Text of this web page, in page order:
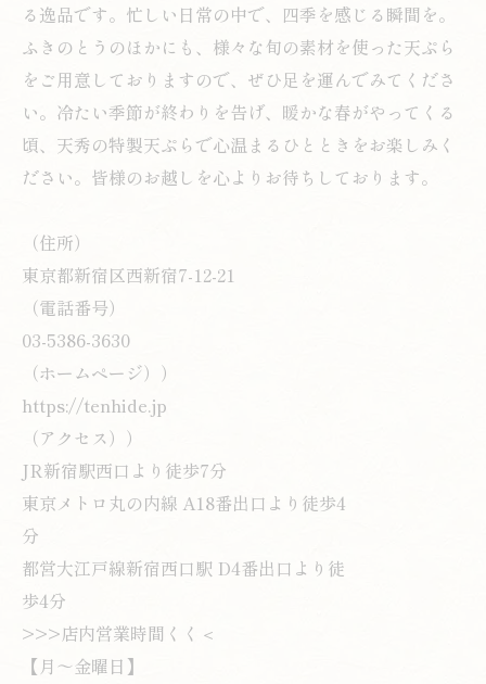
る逸品です。忙しい日常の中で、四季を感じる瞬間を。
ふきのとうのほかにも、様々な旬の素材を使った天ぷら
をご用意しておりますので、ぜひ足を運んでみてくださ
い。冷たい季節が終わりを告げ、暖かな春がやってくる
頃、天秀の特製天ぷらで心温まるひとときをお楽しみく
ださい。皆様のお越しを心よりお待ちしております。
（住所）
東京都新宿区西新宿7-12-21
（電話番号）
03-5386-3630
（ホームページ））
https://tenhide.jp
（アクセス））
JR新宿駅西口より徒歩7分
東京メトロ丸の内線 A18番出口より徒歩4
分
都営大江戸線新宿西口駅 D4番出口より徒
歩4分
>>>店内営業時間くく＜
【月～金曜日】